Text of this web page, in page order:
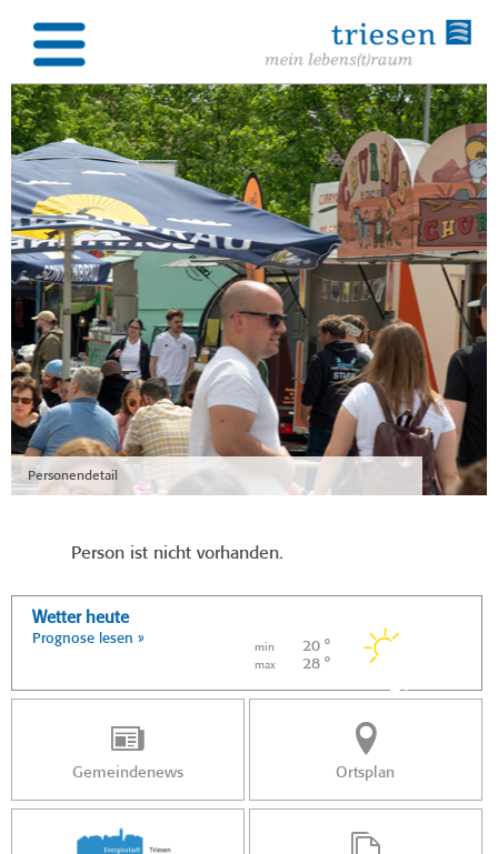
Personendetail
Person ist nicht vorhanden.
Wetter heute
Prognose lesen »
min 20 °
max 28 °
Gemeindenews Ortsplan